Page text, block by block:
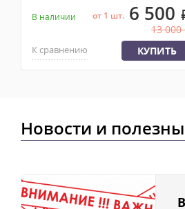
В наличии от 1 шт.6 500
13 000
К сравнению КУПИТЬ
Новости и